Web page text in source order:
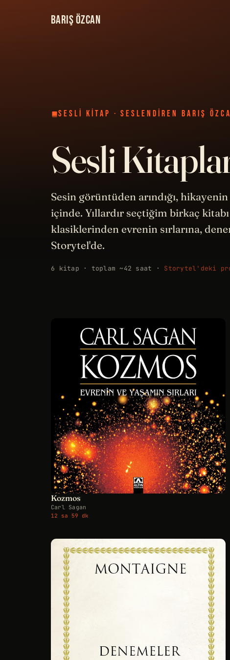
BARIŞ ÖZCAN
SESLI KITAP · SESLENDIREN BARIŞ
Sesli
Sesin görüntüden arındığı,
içinde. Yıllardır seçtiğim birkaç
klasiklerinden evrenin sırlarına,
Storytel'de.
6 kitap · toplam ~42 saat · Storytel'deki
Kozmos
Carl Sagan
12 sa 59 dk